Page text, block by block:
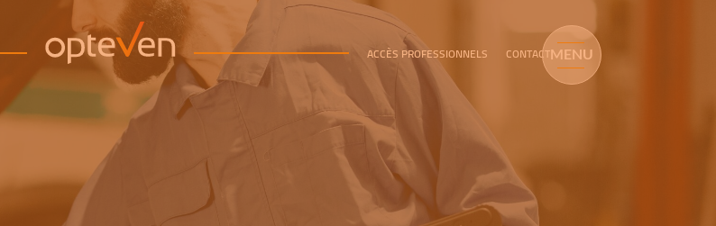
ACCÈS PROFESSIONNELS CONTACTMENU